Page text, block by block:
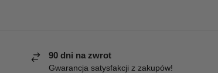
90 dni na zwrot
Gwarancja satysfakcji z zakupów!